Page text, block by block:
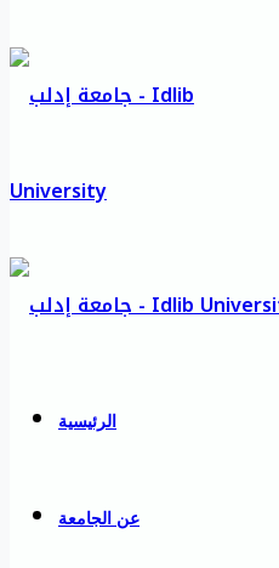
الرئيسية
عن الجامعة